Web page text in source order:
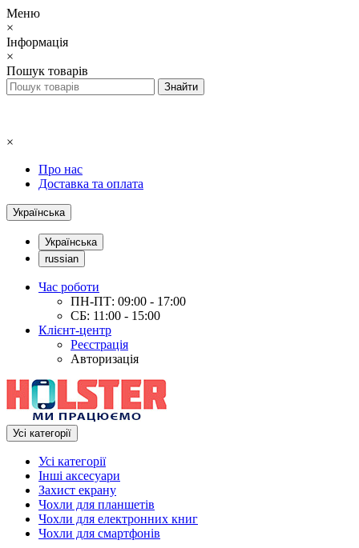
Меню
×
Інформація
×
Пошук товарів
×
Про нас
Доставка та оплата
Українська
Українська
russian
Час роботи
ПН-ПТ: 09:00 - 17:00
СБ: 11:00 - 15:00
Клієнт-центр
Реєстрація
Авторизація
Усі категорії
Усі категорії
Інші аксесуари
Захист екрану
Чохли для планшетів
Чохли для електронних книг
Чохли для смартфонів